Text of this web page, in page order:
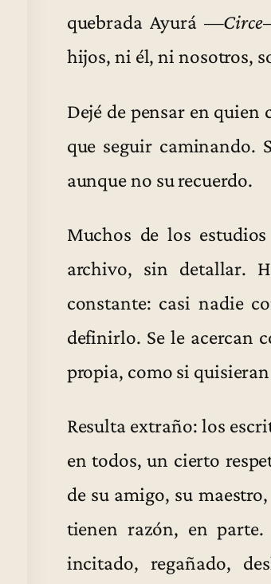
quebrada Ayurá —Circe
hijos, ni él, ni nosotros,
Dejé de pensar en quien
que seguir caminando.
aunque no su recuerdo.
Muchos de los
archivo, sin detallar.
constante: casi nadie
definirlo. Se le acercan
propia, como si
Resulta extraño: los
en todos, un cierto
de su amigo, su
tienen razón, en
incitado, regañado,